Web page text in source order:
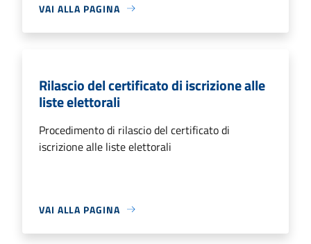
VAI ALLA PAGINA
Rilascio del certificato di iscrizione alle
liste elettorali
Procedimento di rilascio del certificato di
iscrizione alle liste elettorali
VAI ALLA PAGINA